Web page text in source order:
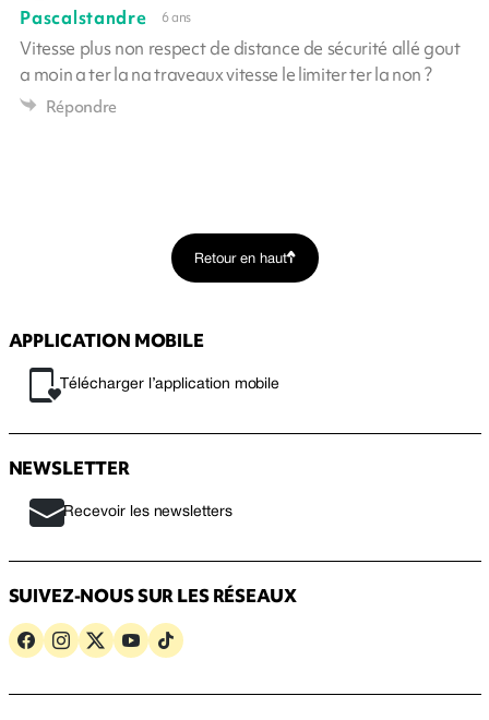
Pascalstandre 6 ans
Vitesse plus non respect de distance de sécurité allé gout
a moin a ter la na traveaux vitesse le limiter ter la non ?
Répondre
Retour en haut
APPLICATION MOBILE
Télécharger l’application mobile
NEWSLETTER
Recevoir les newsletters
SUIVEZ-NOUS SUR LES RÉSEAUX